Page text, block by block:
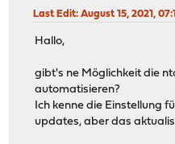
Last Edit: August 15, 2021,
Hallo,
gibt's ne Möglichkeit die
automatisieren?
Ich kenne die Einstellung
updates, aber das